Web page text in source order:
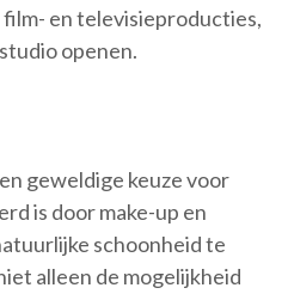
en televisieproducties,
openen.
geweldige keuze voor
is door make-up en
schoonheid te
alleen de mogelijkheid